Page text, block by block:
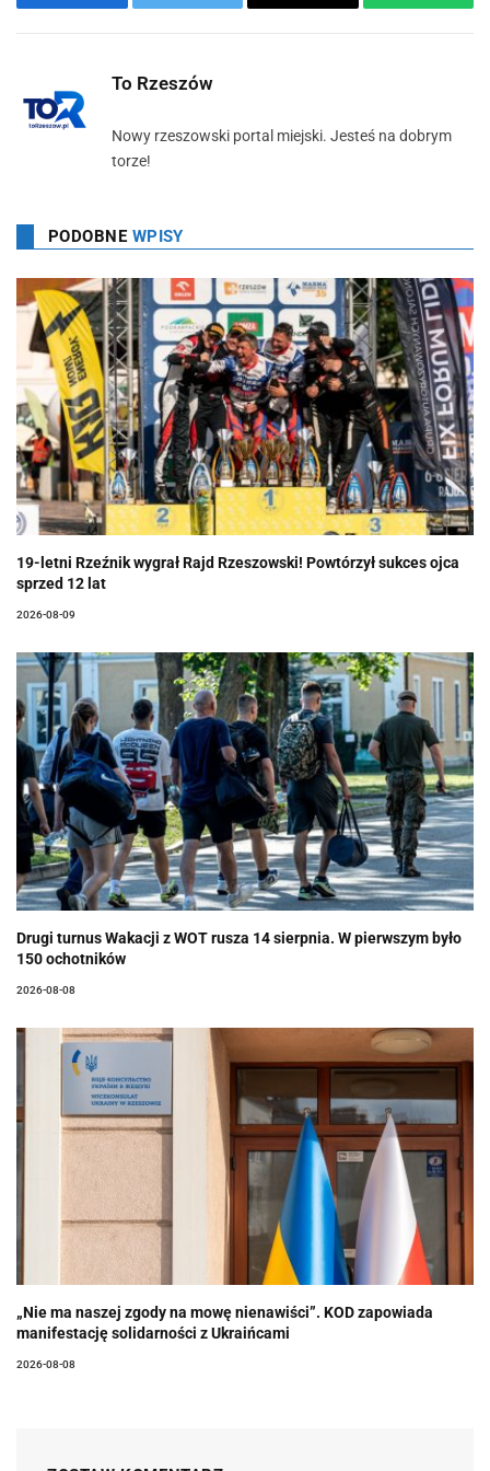
Facebook Twitter Email
To Rzeszów
Nowy rzeszowski portal miejski. Jesteś na dobrym
torze!
PODOBNE WPISY
19-letni Rzeźnik wygrał Rajd Rzeszowski! Powtórzył sukces ojca
sprzed 12 lat
2026-08-09
Drugi turnus Wakacji z WOT rusza 14 sierpnia. W pierwszym było
150 ochotników
2026-08-08
„Nie ma naszej zgody na mowę nienawiści”. KOD zapowiada
manifestację solidarności z Ukraińcami
2026-08-08